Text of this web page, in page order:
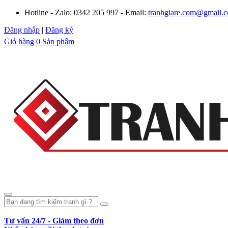
Hotline - Zalo: 0342 205 997 - Email:
Đăng nhập | Đăng ký
Giỏ hàng 0 Sản phẩm
Tư vấn 24/7 - Giảm theo đơn